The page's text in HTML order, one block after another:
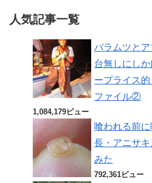
人気記事一覧
バラムツと
台無しにし
ープライス
ファイル②
1,084,179ビュー
喰われる前
長・アニサ
みた
792,361ビュー